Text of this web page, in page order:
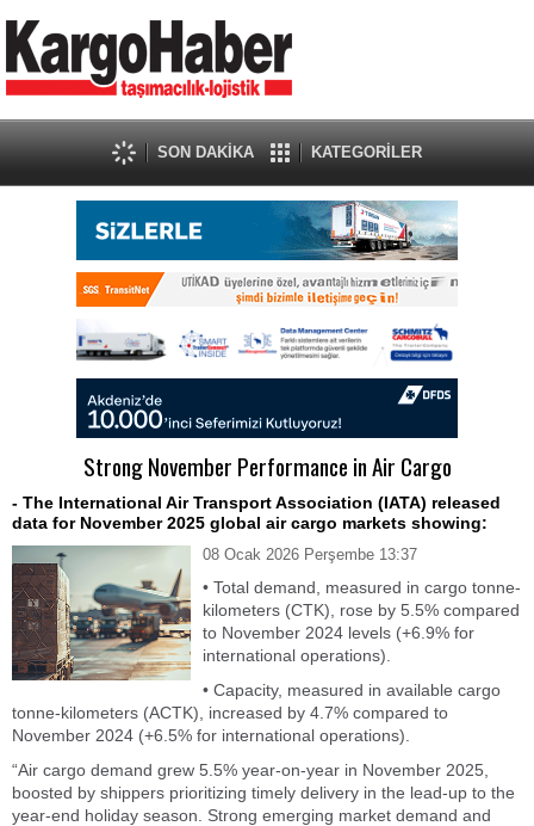
SON DAKİKA KATEGORİLER
Strong November Performance in Air Cargo
- The International Air Transport Association (IATA) released
data for November 2025 global air cargo markets showing:
08 Ocak 2026 Perşembe 13:37
• Total demand, measured in cargo tonne-
kilometers (CTK), rose by 5.5% compared
to November 2024 levels (+6.9% for
international operations).
• Capacity, measured in available cargo
tonne-kilometers (ACTK), increased by 4.7% compared to
November 2024 (+6.5% for international operations).
“Air cargo demand grew 5.5% year-on-year in November 2025,
boosted by shippers prioritizing timely delivery in the lead-up to the
year-end holiday season. Strong emerging market demand and